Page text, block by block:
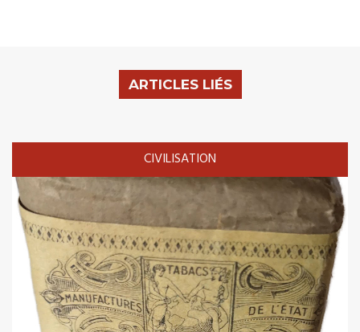
ARTICLES LIÉS
CIVILISATION